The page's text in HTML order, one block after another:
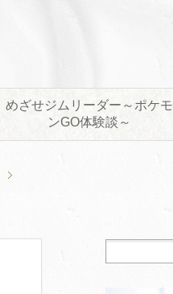
めざせジムリーダー～ポケモ
ンGO体験談～